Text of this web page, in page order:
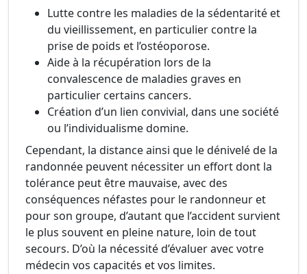
Lutte contre les maladies de la sédentarité et
du vieillissement, en particulier contre la
prise de poids et l’ostéoporose.
Aide à la récupération lors de la
convalescence de maladies graves en
particulier certains cancers.
Création d’un lien convivial, dans une société
ou l’individualisme domine.
Cependant, la distance ainsi que le dénivelé de la
randonnée peuvent nécessiter un effort dont la
tolérance peut être mauvaise, avec des
conséquences néfastes pour le randonneur et
pour son groupe, d’autant que l’accident survient
le plus souvent en pleine nature, loin de tout
secours. D’où la nécessité d’évaluer avec votre
médecin vos capacités et vos limites.